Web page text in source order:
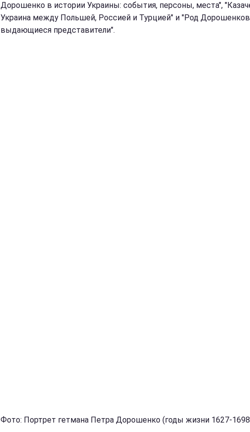
Дорошенко в истории Украины: события, персоны, места",
Украина между Польшей, Россией и Турцией" и "Род Дорошенков
выдающиеся представители".
Фото: Портрет гетмана Петра Дорошенко (годы жизни 1627-